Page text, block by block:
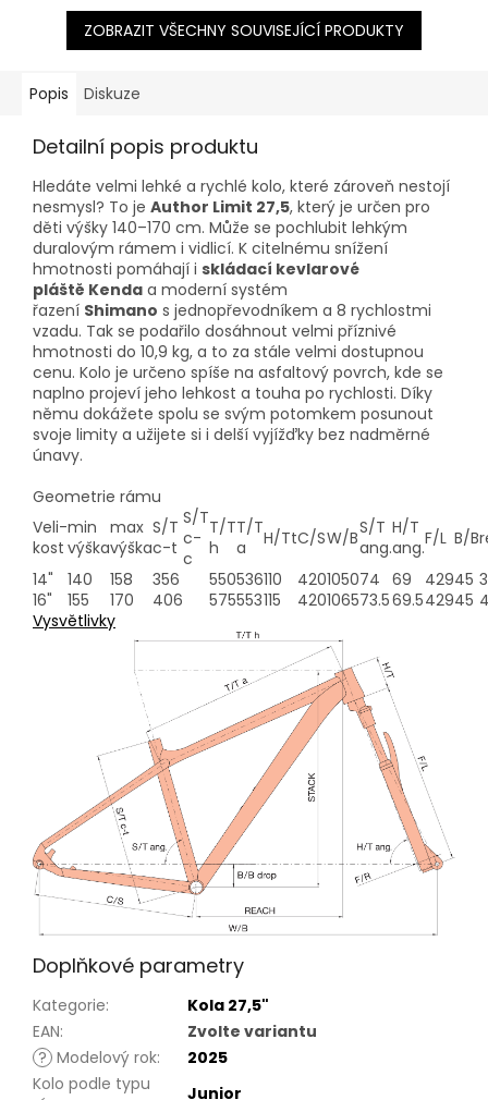
ZOBRAZIT VŠECHNY SOUVISEJÍCÍ PRODUKTY
Popis Diskuze
Detailní popis produktu
Hledáte velmi lehké a rychlé kolo, které zároveň nestojí
nesmysl? To je Author Limit 27,5, který je určen pro
děti výšky 140–170 cm. Může se pochlubit lehkým
duralovým rámem i vidlicí. K citelnému snížení
hmotnosti pomáhají i skládací kevlarové
pláště Kenda a moderní systém
řazení Shimano s jednopřevodníkem a 8 rychlostmi
vzadu. Tak se podařilo dosáhnout velmi příznivé
hmotnosti do 10,9 kg, a to za stále velmi dostupnou
cenu. Kolo je určeno spíše na asfaltový povrch, kde se
naplno projeví jeho lehkost a touha po rychlosti. Díky
němu dokážete spolu se svým potomkem posunout
svoje limity a užijete si i delší vyjížďky bez nadměrné
únavy.
Geometrie rámu
Veli-
kost
min
výška
max
výška
S/T
c-t
S/T
c-
c
T/T
h
T/T
a
H/TtC/SW/BS/T
ang.
H/T
ang.F/L B/B
14"
140 158 356 550536110 420105074 69 42945
16"
155 170 406 575553115 420106573.569.542945
Vysvětlivky
Doplňkové parametry
Kategorie:
Kola 27,5"
EAN:
Zvolte variantu
? Modelový rok:
2025
Kolo podle typu
Junior